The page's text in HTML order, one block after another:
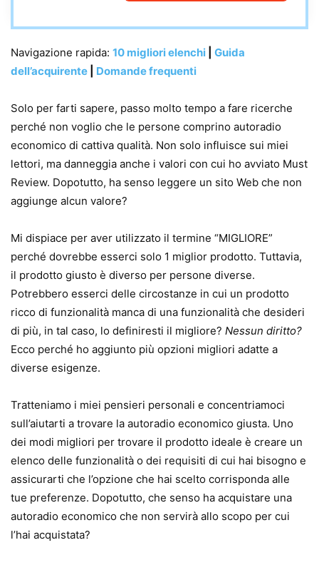
Navigazione rapida: 10 migliori elenchi
Guida
dell’acquirente
Domande frequenti
Solo per farti sapere, passo molto tempo a fare ricerche
perché non voglio che le persone comprino autoradio
economico di cattiva qualità. Non solo influisce sui miei
lettori, ma danneggia anche i valori con cui ho avviato Must
Review. Dopotutto, ha senso leggere un sito Web che non
aggiunge alcun valore?
Mi dispiace per aver utilizzato il termine “MIGLIORE”
perché dovrebbe esserci solo 1 miglior prodotto. Tuttavia,
il prodotto giusto è diverso per persone diverse.
Potrebbero esserci delle circostanze in cui un prodotto
ricco di funzionalità manca di una funzionalità che desideri
di più, in tal caso, lo definiresti il ​​migliore? Nessun diritto?
Ecco perché ho aggiunto più opzioni migliori adatte a
diverse esigenze.
Tratteniamo i miei pensieri personali e concentriamoci
sull’aiutarti a trovare la autoradio economico giusta. Uno
dei modi migliori per trovare il prodotto ideale è creare un
elenco delle funzionalità o dei requisiti di cui hai bisogno e
assicurarti che l’opzione che hai scelto corrisponda alle
tue preferenze. Dopotutto, che senso ha acquistare una
autoradio economico che non servirà allo scopo per cui
l’hai acquistata?